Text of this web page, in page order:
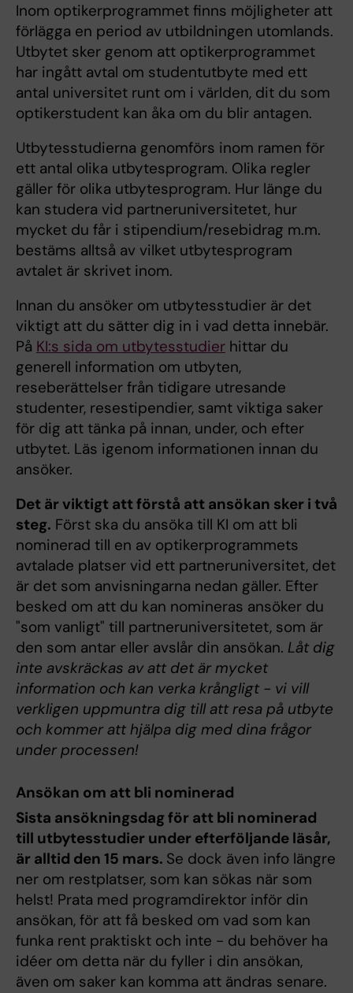
Inom optikerprogrammet finns möjligheter att
förlägga en period av utbildningen utomlands.
Utbytet sker genom att optikerprogrammet
har ingått avtal om studentutbyte med ett
antal universitet runt om i världen, dit du som
optikerstudent kan åka om du blir antagen.
Utbytesstudierna genomförs inom ramen för
ett antal olika utbytesprogram. Olika regler
gäller för olika utbytesprogram. Hur länge du
kan studera vid partneruniversitetet, hur
mycket du får i stipendium/resebidrag m.m.
bestäms alltså av vilket utbytesprogram
avtalet är skrivet inom.
Innan du ansöker om utbytesstudier är det
viktigt att du sätter dig in i vad detta innebär.
På KI:s sida om utbytesstudier hittar du
generell information om utbyten,
reseberättelser från tidigare utresande
studenter, resestipendier, samt viktiga saker
för dig att tänka på innan, under, och efter
utbytet. Läs igenom informationen innan du
ansöker.
Det är viktigt att förstå att ansökan sker i två
steg. Först ska du ansöka till KI om att bli
nominerad till en av optikerprogrammets
avtalade platser vid ett partneruniversitet, det
är det som anvisningarna nedan gäller. Efter
besked om att du kan nomineras ansöker du
"som vanligt" till partneruniversitetet, som är
den som antar eller avslår din ansökan. Låt dig
inte avskräckas av att det är mycket
information och kan verka krångligt - vi vill
verkligen uppmuntra dig till att resa på utbyte
och kommer att hjälpa dig med dina frågor
under processen!
Ansökan om att bli nominerad
Sista ansökningsdag för att bli nominerad
till utbytesstudier under efterföljande läsår,
är alltid den 15 mars. Se dock även info längre
ner om restplatser, som kan sökas när som
helst! Prata med programdirektor inför din
ansökan, för att få besked om vad som kan
funka rent praktiskt och inte - du behöver ha
idéer om detta när du fyller i din ansökan,
även om saker kan komma att ändras senare.